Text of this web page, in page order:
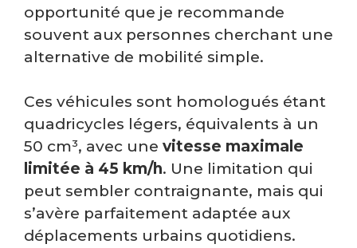
opportunité que je recommande
souvent aux personnes cherchant une
alternative de mobilité simple.
Ces véhicules sont homologués étant
quadricycles légers, équivalents à un
50 cm³, avec une vitesse maximale
limitée à 45 km/h. Une limitation qui
peut sembler contraignante, mais qui
s’avère parfaitement adaptée aux
déplacements urbains quotidiens.